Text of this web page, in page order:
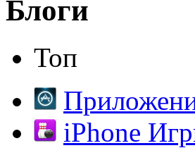
Блоги
Топ
iPhone